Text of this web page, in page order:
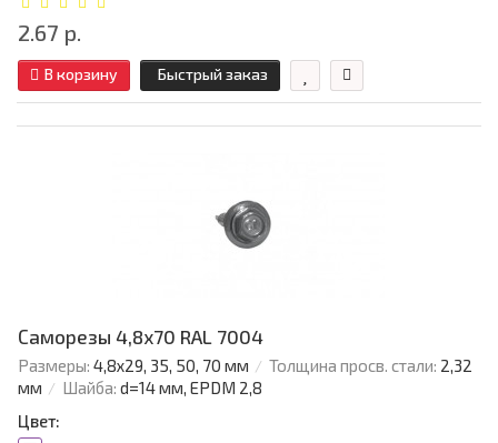
2.67 р.
В корзину Быстрый заказ
Саморезы 4,8х70 RAL 7004
Размеры: 4,8х29, 35, 50, 70 мм Толщина просв. стали: 2,32
мм
Шайба: d=14 мм, EPDM 2,8
Цвет: